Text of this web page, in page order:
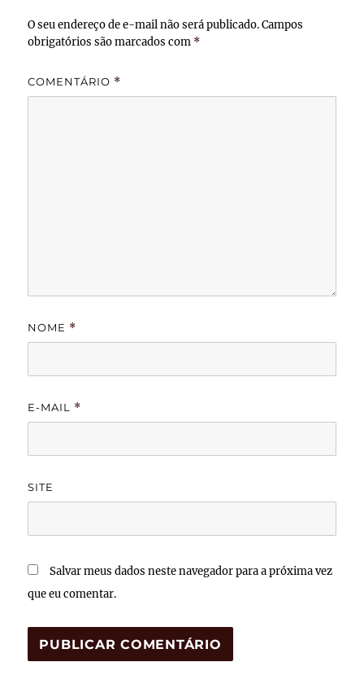
O seu endereço de e-mail não será publicado. Campos
obrigatórios são marcados com *
COMENTÁRIO *
NOME *
E-MAIL *
SITE
Salvar meus dados neste navegador para a próxima vez
que eu comentar.